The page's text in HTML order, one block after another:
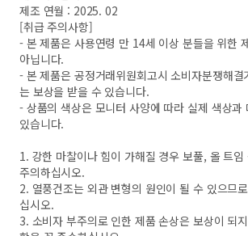
제조 연월 : 2025. 02
[취급 주의사항]
- 본 제품은 사용연령 만 14세 이상 분들을 위한
아닙니다.
- 본 제품은 공정거래위원회고시 소비자분쟁해
는 보상을 받을 수 있습니다.
- 상품의 색상은 모니터 사양에 따라 실제 색상과
있습니다.
1. 강한 마찰이나 힘이 가해질 경우 보풀, 올 트
주의하십시오.
2. 열풍건조는 외관 변형의 원인이 될 수 있으므
십시오.
3. 소비자 부주의로 인한 제품 손상은 보상이 되